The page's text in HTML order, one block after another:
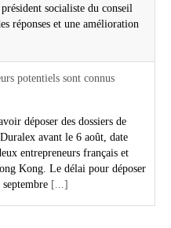
socialiste du conseil
réponses et une amélioration
potentiels sont connus
déposer des dossiers de
avant le 6 août, date
entrepreneurs français et
Kong. Le délai pour déposer
[...]